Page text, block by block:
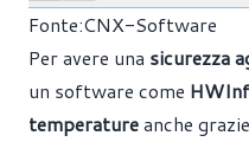
Fonte:CNX-Software
Per avere una sicurezza
un software come
temperatureanche